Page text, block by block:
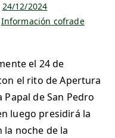
24/12/2024
Información cofrade
el 24 de
el rito de Apertura
Papal de San Pedro
luego presidirá la
la noche de la